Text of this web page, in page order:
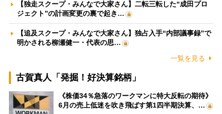
【独走スクープ・みんなで大家さん】二転三転した“成田プロ
ジェクト”の計画変更の裏で起き…
【追及スクープ・みんなで大家さん】独占入手“内部議事録”で
明かされる柳瀬健一・代表の思…
一覧を見る
古賀真人「発掘！好決算銘柄」
《株価34％急落のワークマンに特大反転の期待》
6月の売上低迷を吹き飛ばす第1四半期決算、…